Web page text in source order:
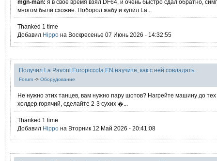
mgn-man: я в своё время взял DF64, и очень быстро сдал обратно,
многом были схожие. Поборол жабу и купил La...
Thanked 1 time
Добавил Hippo на Воскресенье 07 Июнь 2026 - 14:32:55
Получил La Pavoni Europiccola EN научите, как с ней совладать
Forum -> Оборудование
Не нужно этих танцев, вам нужно пару шотов? Нагрейте машину до тех
холдер горячий, сделайте 2-3 сухих �...
Thanked 1 time
Добавил Hippo на Вторник 12 Май 2026 - 20:41:08